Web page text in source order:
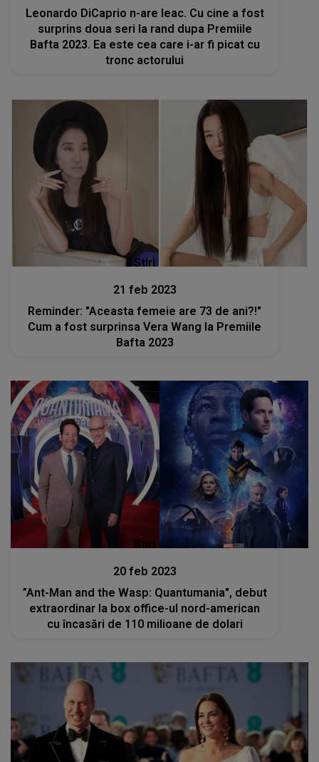
Leonardo DiCaprio n-are leac. Cu cine a fost
surprins doua seri la rand dupa Premiile
Bafta 2023. Ea este cea care i-ar fi picat cu
tronc actorului
Stiri
21 feb 2023
Reminder: "Aceasta femeie are 73 de ani?!"
Cum a fost surprinsa Vera Wang la Premiile
Bafta 2023
Stiri
20 feb 2023
”Ant-Man and the Wasp: Quantumania", debut
extraordinar la box office-ul nord-american
cu încasări de 110 milioane de dolari